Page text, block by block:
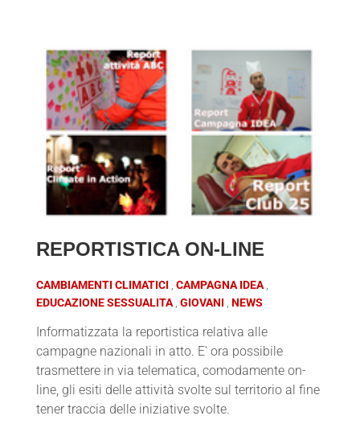
REPORTISTICA ON-LINE
CAMBIAMENTI CLIMATICI
CAMPAGNA IDEA
EDUCAZIONE SESSUALITA GIOVANI NEWS
Informatizzata la reportistica relativa alle
campagne nazionali in atto. E' ora possibile
trasmettere in via telematica, comodamente on-
line, gli esiti delle attività svolte sul territorio al fine
tener traccia delle iniziative svolte.